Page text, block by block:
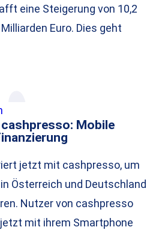
eine Steigerung von 10,2
Euro. Dies geht
Mobile
jetzt mit cashpresso, um
Österreich und Deutschland
Nutzer von cashpresso
mit ihrem Smartphone